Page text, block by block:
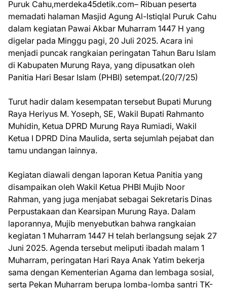
Puruk Cahu,merdeka45detik.com– Ribuan peserta
memadati halaman Masjid Agung Al-Istiqlal Puruk Cahu
dalam kegiatan Pawai Akbar Muharram 1447 H yang
digelar pada Minggu pagi, 20 Juli 2025. Acara ini
menjadi puncak rangkaian peringatan Tahun Baru Islam
di Kabupaten Murung Raya, yang dipusatkan oleh
Panitia Hari Besar Islam (PHBI) setempat.(20/7/25)
Turut hadir dalam kesempatan tersebut Bupati Murung
Raya Heriyus M. Yoseph, SE, Wakil Bupati Rahmanto
Muhidin, Ketua DPRD Murung Raya Rumiadi, Wakil
Ketua I DPRD Dina Maulida, serta sejumlah pejabat dan
tamu undangan lainnya.
Kegiatan diawali dengan laporan Ketua Panitia yang
disampaikan oleh Wakil Ketua PHBI Mujib Noor
Rahman, yang juga menjabat sebagai Sekretaris Dinas
Perpustakaan dan Kearsipan Murung Raya. Dalam
laporannya, Mujib menyebutkan bahwa rangkaian
kegiatan 1 Muharram 1447 H telah berlangsung sejak 27
Juni 2025. Agenda tersebut meliputi ibadah malam 1
Muharram, peringatan Hari Raya Anak Yatim bekerja
sama dengan Kementerian Agama dan lembaga sosial,
serta Pekan Muharram berupa lomba-lomba santri TK-